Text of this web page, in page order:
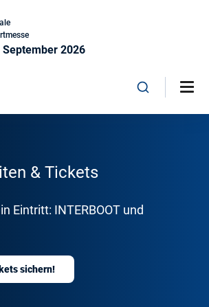
2026
& Tickets
Eintritt: INTERBOOT und
sichern!